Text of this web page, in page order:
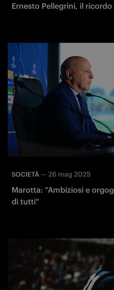
Ernesto Pellegrini, il ricordo
SOCIETÀ — 26 mag 2025
Marotta: "Ambiziosi e
di tutti"